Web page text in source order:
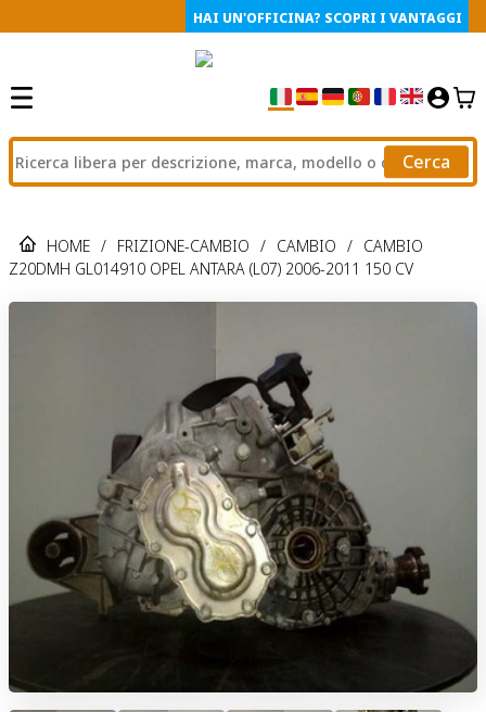
HAI UN'OFFICINA? SCOPRI I VANTAGGI
Cerca
HOME / FRIZIONE-CAMBIO / CAMBIO / CAMBIO
Z20DMH GL014910 OPEL ANTARA (L07) 2006-2011 150 CV